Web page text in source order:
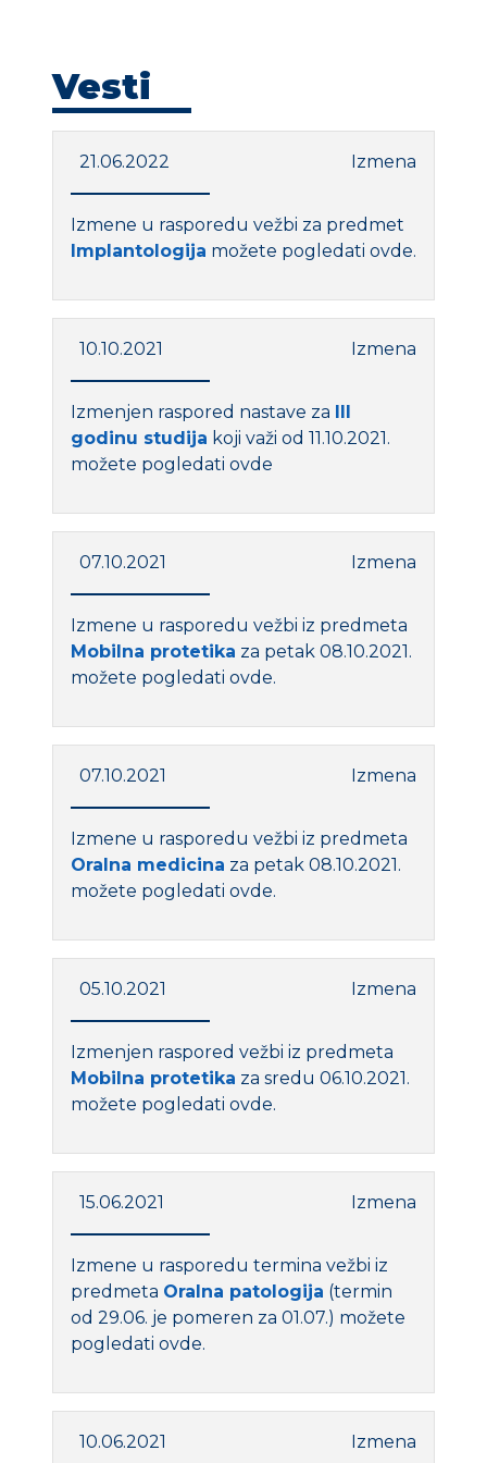
Vesti
21.06.2022 Izmena
Izmene u rasporedu vežbi za predmet
Implantologija možete pogledati ovde.
10.10.2021 Izmena
Izmenjen raspored nastave za III
godinu studija koji važi od 11.10.2021.
možete pogledati ovde
07.10.2021 Izmena
Izmene u rasporedu vežbi iz predmeta
Mobilna protetika za petak 08.10.2021.
možete pogledati ovde.
07.10.2021 Izmena
Izmene u rasporedu vežbi iz predmeta
Oralna medicina za petak 08.10.2021.
možete pogledati ovde.
05.10.2021 Izmena
Izmenjen raspored vežbi iz predmeta
Mobilna protetika za sredu 06.10.2021.
možete pogledati ovde.
15.06.2021 Izmena
Izmene u rasporedu termina vežbi iz
predmeta Oralna patologija (termin
od 29.06. je pomeren za 01.07.) možete
pogledati ovde.
10.06.2021 Izmena